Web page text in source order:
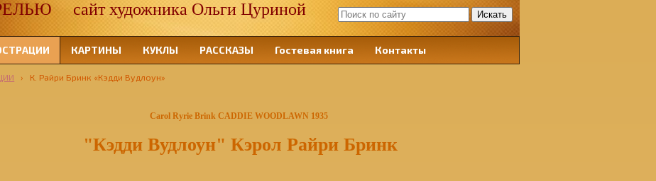
сайт художника Ольги Цуриной
КАРТИНЫ КУКЛЫ РАССКАЗЫ Гостевая книга Контакты
› К. Райри Бринк «Кэдди Вудлоун»
Carol Ryrie Brink CADDIE WOODLAWN 1935
"Кэдди Вудлоун" Кэрол Райри Бринк